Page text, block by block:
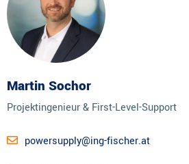
Martin Sochor
Projektingenieur & First-Level-Support
powersupply@ing-fischer.at